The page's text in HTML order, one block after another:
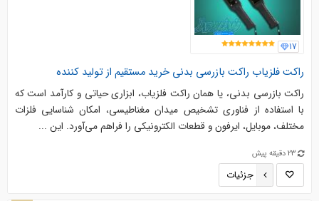
17
راکت فلزیاب راکت بازرسی بدنی خرید مستقیم از تولید کننده
راکت بازرسی بدنی، یا همان راکت فلزیاب، ابزاری حیاتی و کارآمد است که
با استفاده از فناوری تشخیص میدان مغناطیسی، امکان شناسایی فلزات
مختلف، موبایل، ایرفون و قطعات الکترونیکی را فراهم می‌آورد. این ...
23 دقیقه پیش
جزئیات